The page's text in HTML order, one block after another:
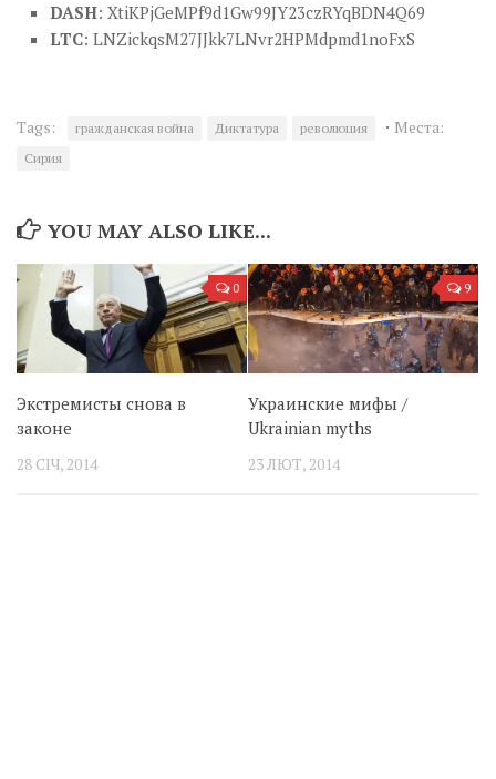
DASH: XtiKPjGeMPf9d1Gw99JY23czRYqBDN4Q69
LTC: LNZickqsM27JJkk7LNvr2HPMdpmd1noFxS
Tags: гражданская война Диктатура революция · Места:
Сирия
YOU MAY ALSO LIKE...
0
Экстремисты снова в
законе
28 СІЧ, 2014
9
Украинские мифы /
Ukrainian myths
23 ЛЮТ, 2014